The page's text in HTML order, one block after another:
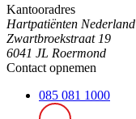
Kantooradres
Hartpatiënten Nederland
Zwartbroekstraat 19
6041 JL Roermond
Contact opnemen
085 081 1000